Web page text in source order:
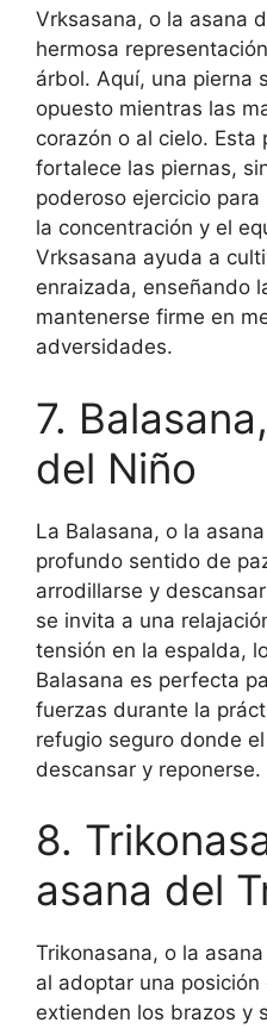
Vrksasana, o la asana
hermosa
árbol. Aquí, una pierna
opuesto mientras las
corazón o al cielo. Esta
fortalece las piernas,
poderoso ejercicio
la concentración y el
Vrksasana ayuda a
enraizada, enseñando
mantenerse firme en
adversidades.
7.
del Niño
La Balasana, o la
profundo sentido de
arrodillarse y
se invita a una
tensión en la espalda,
Balasana es perfecta
fuerzas durante la
refugio seguro donde
descansar y reponerse.
8.
asana del
Trikonasana, o la
al adoptar una
extienden los brazos y